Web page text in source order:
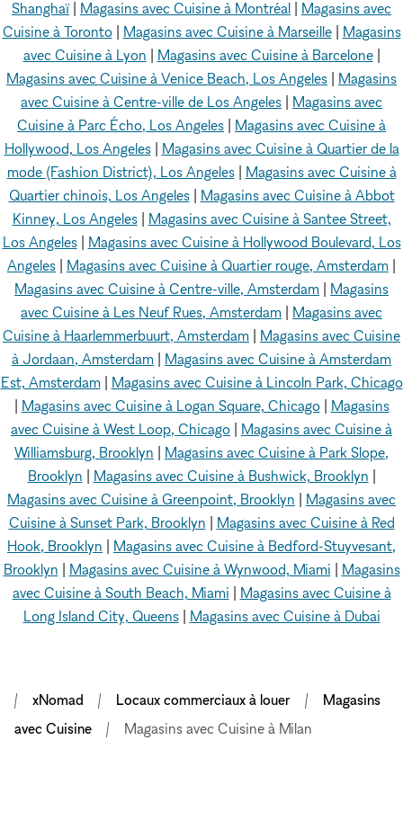
Shanghaï| Magasins avec Cuisine à Montréal | Magasins avec
Cuisine à Toronto| Magasins avec Cuisine à Marseille| Magasins
avec Cuisine à Lyon | Magasins avec Cuisine à Barcelone|
Magasins avec Cuisine à Venice Beach, Los Angeles | Magasins
avec Cuisine à Centre-ville de Los Angeles | Magasins avec
Cuisine à Parc Écho, Los Angeles | Magasins avec Cuisine à
Hollywood, Los Angeles| Magasins avec Cuisine à Quartier de la
mode (Fashion District), Los Angeles| Magasins avec Cuisine à
Quartier chinois, Los Angeles| Magasins avec Cuisine à Abbot
Kinney, Los Angeles| Magasins avec Cuisine à Santee Street,
Los Angeles| Magasins avec Cuisine à Hollywood Boulevard, Los
Angeles | Magasins avec Cuisine à Quartier rouge, Amsterdam |
Magasins avec Cuisine à Centre-ville, Amsterdam | Magasins
avec Cuisine à Les Neuf Rues, Amsterdam | Magasins avec
Cuisine à Haarlemmerbuurt, Amsterdam | Magasins avec Cuisine
à Jordaan, Amsterdam | Magasins avec Cuisine à Amsterdam
Est, Amsterdam| Magasins avec Cuisine à Lincoln Park, Chicago
| Magasins avec Cuisine à Logan Square, Chicago| Magasins
avec Cuisine à West Loop, Chicago | Magasins avec Cuisine à
Williamsburg, Brooklyn | Magasins avec Cuisine à Park Slope,
Brooklyn | Magasins avec Cuisine à Bushwick, Brooklyn |
Magasins avec Cuisine à Greenpoint, Brooklyn | Magasins avec
Cuisine à Sunset Park, Brooklyn | Magasins avec Cuisine à Red
Hook, Brooklyn | Magasins avec Cuisine à Bedford-Stuyvesant,
Brooklyn | Magasins avec Cuisine à Wynwood, Miami | Magasins
avec Cuisine à South Beach, Miami | Magasins avec Cuisine à
Long Island City, Queens| Magasins avec Cuisine à Dubai
xNomad Locaux commerciaux à louer
Magasins
avec Cuisine
Magasins avec Cuisine à Milan